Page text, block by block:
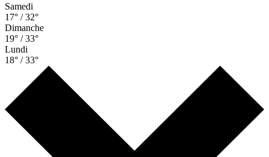
Samedi
17° / 32°
Dimanche
19° / 33°
Lundi
18° / 33°